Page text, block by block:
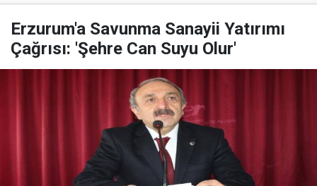
Erzurum'a Savunma Sanayii Yatırımı
Çağrısı: 'Şehre Can Suyu Olur'